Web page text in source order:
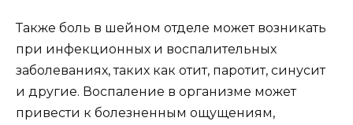
Также боль в шейном отделе может возникать
при инфекционных и воспалительных
заболеваниях, таких как отит, паротит, синусит
и другие. Воспаление в организме может
привести к болезненным ощущениям,